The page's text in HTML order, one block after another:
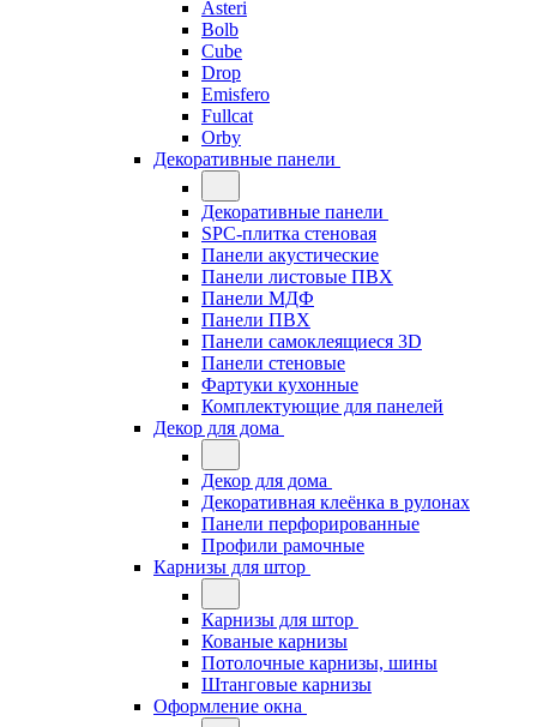
Asteri
Bolb
Cube
Drop
Emisfero
Fullcat
Orby
Декоративные панели
Декоративные панели
SPC-плитка стеновая
Панели акустические
Панели листовые ПВХ
Панели МДФ
Панели ПВХ
Панели самоклеящиеся 3D
Панели стеновые
Фартуки кухонные
Комплектующие для панелей
Декор для дома
Декор для дома
Декоративная клеёнка в рулонах
Панели перфорированные
Профили рамочные
Карнизы для штор
Карнизы для штор
Кованые карнизы
Потолочные карнизы, шины
Штанговые карнизы
Оформление окна